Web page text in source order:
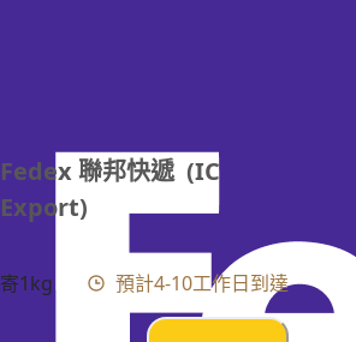
Fedex 聯邦快遞  (IC
Export)
寄1kg 預計4-10工作日到達